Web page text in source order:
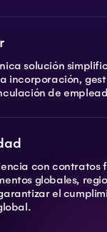
solución
incorporación,
de
con contratos
globales,
el